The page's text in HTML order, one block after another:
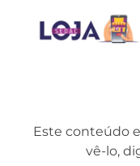
Este conteúdo
vê-lo,